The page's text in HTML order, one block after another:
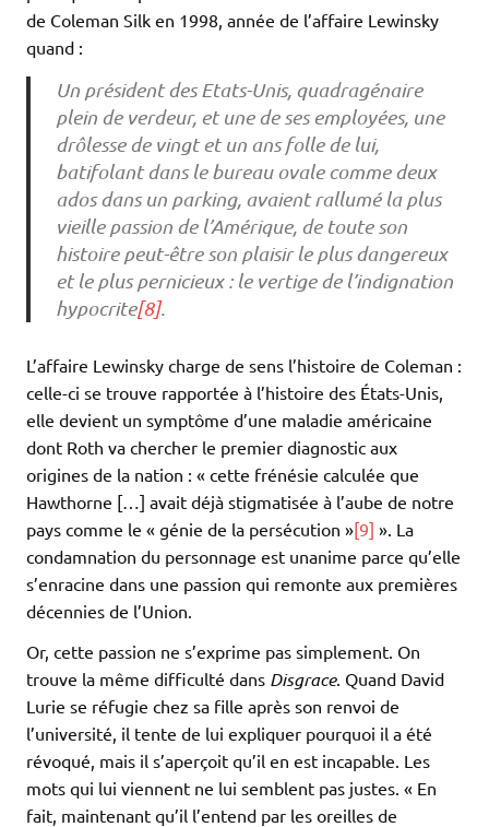
de Coleman Silk en 1998, année de l’affaire Lewinsky
quand :
Un président des Etats-Unis, quadragénaire
plein de verdeur, et une de ses employées, une
drôlesse de vingt et un ans folle de lui,
batifolant dans le bureau ovale comme deux
ados dans un parking, avaient rallumé la plus
vieille passion de l’Amérique, de toute son
histoire peut-être son plaisir le plus dangereux
et le plus pernicieux : le vertige de l’indignation
hypocrite[8].
L’affaire Lewinsky charge de sens l’histoire de Coleman :
celle-ci se trouve rapportée à l’histoire des États-Unis,
elle devient un symptôme d’une maladie américaine
dont Roth va chercher le premier diagnostic aux
origines de la nation : « cette frénésie calculée que
Hawthorne […] avait déjà stigmatisée à l’aube de notre
pays comme le « génie de la persécution »[9] ». La
condamnation du personnage est unanime parce qu’elle
s’enracine dans une passion qui remonte aux premières
décennies de l’Union.
Or, cette passion ne s’exprime pas simplement. On
trouve la même difficulté dans Disgrace. Quand David
Lurie se réfugie chez sa fille après son renvoi de
l’université, il tente de lui expliquer pourquoi il a été
révoqué, mais il s’aperçoit qu’il en est incapable. Les
mots qui lui viennent ne lui semblent pas justes. « En
fait, maintenant qu’il l’entend par les oreilles de